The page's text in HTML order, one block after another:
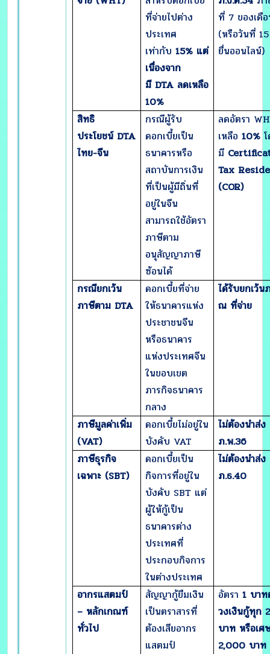
ที่จ่ายไปต่าง
ประเทศ
เท่ากับ15% แต่
เนื่องจาก
มี DTA ลดเหลือ
10%
ที่ 7 ของเดื
(หรือวันที่
ยื่นออนไลน์)
สิทธิ
ประโยชน์ DTA
ไทย-จีน
กรณีผู้รับ
ดอกเบี้ยเป็น
ธนาคารหรือ
สถาบันการเงิน
ที่เป็นผู้มีถิ่นที่
อยู่ในจีน
สามารถใช้อัตรา
ภาษีตาม
อนุสัญญาภาษี
ซ้อนได้
ลดอัตรา
เหลือ10%
มี
Tax
(COR)
กรณียกเว้น
ภาษีตาม DTA
ดอกเบี้ยที่จ่าย
ให้ธนาคารแห่ง
ประชาชนจีน
หรือธนาคาร
แห่งประเทศจีน
ในขอบเขต
ภารกิจธนาคาร
กลาง
ได้รับยกเว้
ณ ที่จ่าย
ภาษีมูลค่าเพิ่ม
(VAT)
ดอกเบี้ยไม่อยู่ใน
บังคับ VAT
ไม่ต้องนำส่ง
ภ.พ.36
ภาษีธุรกิจ
เฉพาะ (SBT)
ดอกเบี้ยเป็น
กิจการที่อยู่ใน
บังคับ SBT แต่
ผู้ให้กู้เป็น
ธนาคารต่าง
ประเทศที่
ประกอบกิจการ
ในต่างประเทศ
ไม่ต้องนำส่ง
ภ.ธ.40
อากรแสตมป์
– หลักเกณฑ์
ทั่วไป
สัญญากู้ยืมเงิน
เป็นตราสารที่
ต้องเสียอากร
แสตมป์
อัตรา1 บา
วงเงินกู้ทุก
บาท หรือเศ
2,000 บาท